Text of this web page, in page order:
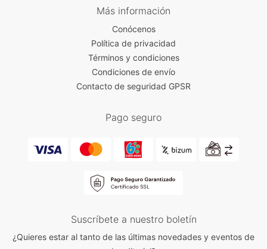
Más información
Conócenos
Política de privacidad
Términos y condiciones
Condiciones de envío
Contacto de seguridad GPSR
Pago seguro
Suscríbete a nuestro boletín
¿Quieres estar al tanto de las últimas novedades y eventos de